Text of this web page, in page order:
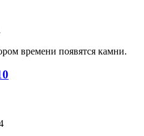
времени появятся камни.